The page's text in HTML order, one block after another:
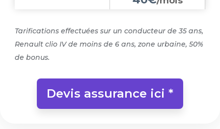
Tarifications effectuées sur un conducteur de 35 ans,
Renault clio IV de moins de 6 ans, zone urbaine, 50%
de bonus.
Devis assurance ici *